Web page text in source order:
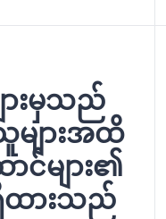
ားမှသည်
ျားအထိ
င်များ၏
ားသည်